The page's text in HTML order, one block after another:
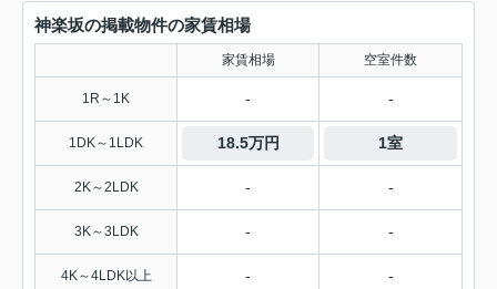
神楽坂の掲載物件の家賃相場
家賃相場 空室件数
1R～1K - -
1DK～1LDK 18.5万円 1室
2K～2LDK - -
3K～3LDK - -
4K～4LDK以上 - -